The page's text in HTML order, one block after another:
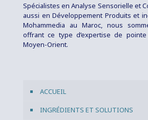
Spécialistes en Analyse Sensorielle et
aussi en Développement Produits et
Mohammedia au Maroc, nous
offrant ce type d’expertise de
Moyen-Orient.
ACCUEIL
INGRÉDIENTS ET SOLUTIONS